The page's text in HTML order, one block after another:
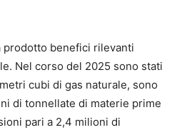
prodotto benefici rilevanti
Nel corso del 2025 sono stati
cubi di gas naturale, sono
di tonnellate di materie prime
pari a 2,4 milioni di